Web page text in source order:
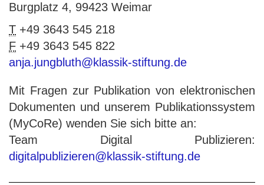
Burgplatz 4, 99423 Weimar
T +49 3643 545 218
F +49 3643 545 822
anja.jungbluth@klassik-stiftung.de
Mit Fragen zur Publikation von elektronischen
Dokumenten und unserem Publikationssystem
(MyCoRe) wenden Sie sich bitte an:
Team Digital Publizieren:
digitalpublizieren@klassik-stiftung.de